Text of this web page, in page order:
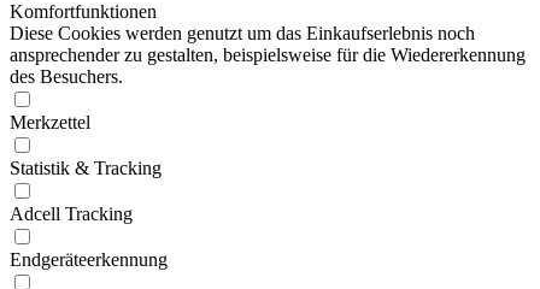
Komfortfunktionen
Diese Cookies werden genutzt um das Einkaufserlebnis noch
ansprechender zu gestalten, beispielsweise für die Wiedererkennung
des Besuchers.
Merkzettel
Statistik & Tracking
Adcell Tracking
Endgeräteerkennung